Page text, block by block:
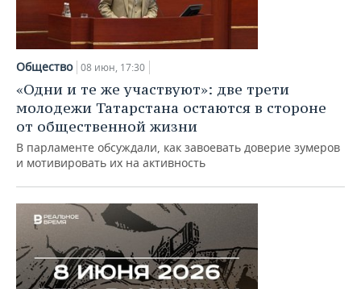
Общество 08 июн, 17:30
«Одни и те же участвуют»: две трети
молодежи Татарстана остаются в стороне
от общественной жизни
В парламенте обсуждали, как завоевать доверие зумеров
и мотивировать их на активность